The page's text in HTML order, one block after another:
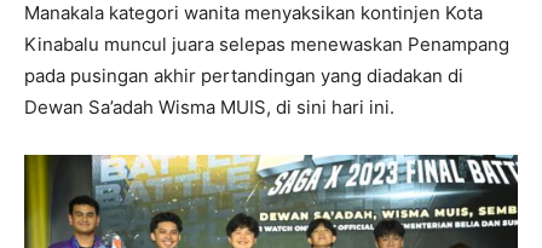
Manakala kategori wanita menyaksikan kontinjen Kota
Kinabalu muncul juara selepas menewaskan Penampang
pada pusingan akhir pertandingan yang diadakan di
Dewan Sa’adah Wisma MUIS, di sini hari ini.